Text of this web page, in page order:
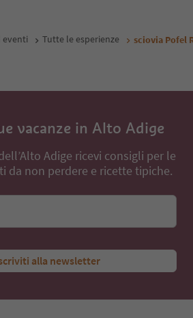
eventi Tutte le esperienze sciovia Pofel
vacanze in Alto Adige
Adige ricevi consigli per le
da non perdere e ricette tipiche.
alla newsletter